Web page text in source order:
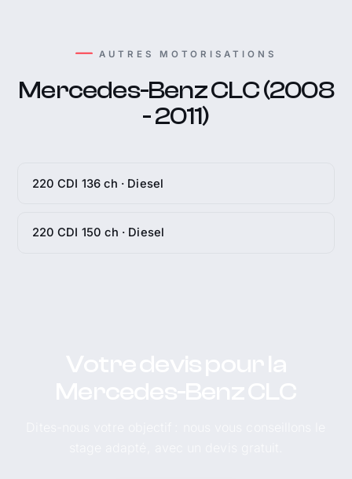
AUTRES MOTORISATIONS
Mercedes-Benz CLC (2008
- 2011)
220 CDI 136 ch · Diesel
220 CDI 150 ch · Diesel